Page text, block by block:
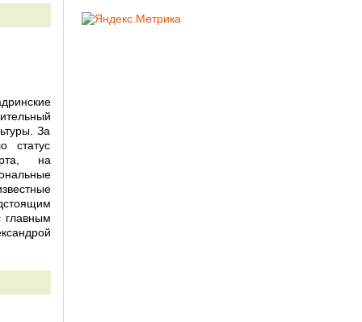
За
статус
на
главным